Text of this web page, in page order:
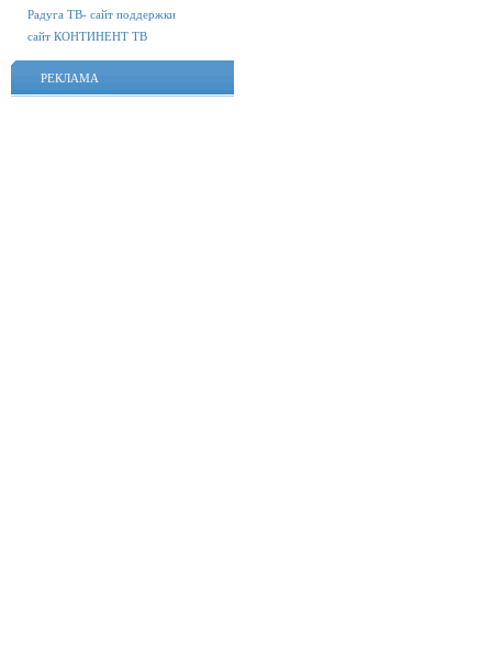
Радуга ТВ- сайт поддержки
сайт КОНТИНЕНТ ТВ
РЕКЛАМА